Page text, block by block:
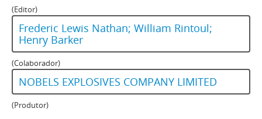
(Editor)
Frederic Lewis Nathan; William Rintoul;
Henry Barker
(Colaborador)
NOBELS EXPLOSIVES COMPANY LIMITED
(Produtor)